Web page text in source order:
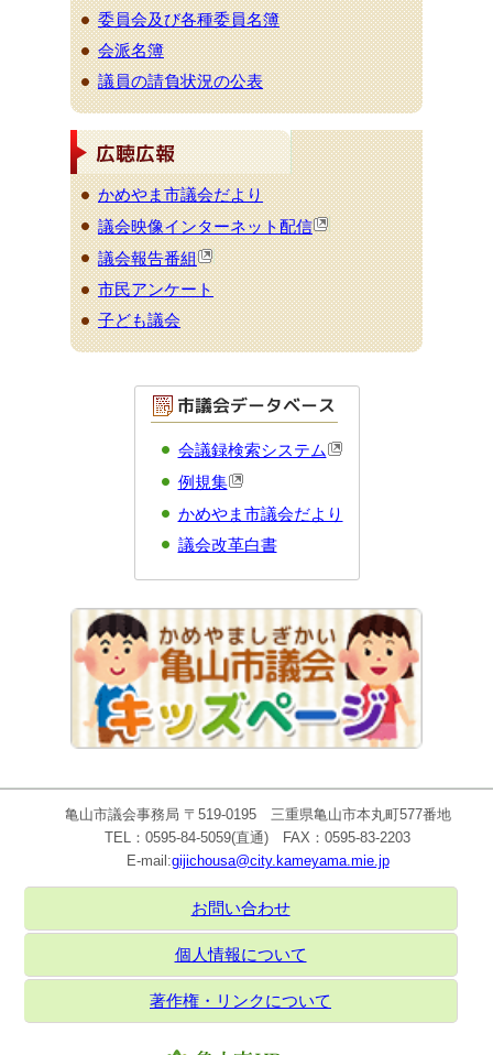
委員会及び各種委員名簿
会派名簿
議員の請負状況の公表
かめやま市議会だより
議会映像インターネット配信
議会報告番組
市民アンケート
子ども議会
会議録検索システム
例規集
かめやま市議会だより
議会改革白書
亀山市議会事務局 〒519-0195 三重県亀山市本丸町577番地
TEL：0595-84-5059(直通) FAX：0595-83-2203
E-mail:gijichousa@city.kameyama.mie.jp
お問い合わせ
個人情報について
著作権・リンクについて